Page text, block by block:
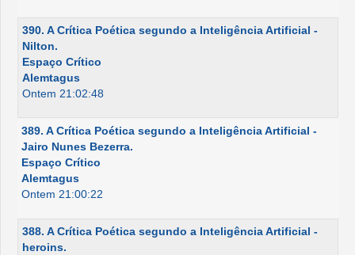
390. A Crítica Poética segundo a Inteligência Artificial -
Nilton.
Espaço Crítico
Alemtagus
Ontem 21:02:48
389. A Crítica Poética segundo a Inteligência Artificial -
Jairo Nunes Bezerra.
Espaço Crítico
Alemtagus
Ontem 21:00:22
388. A Crítica Poética segundo a Inteligência Artificial -
heroins.